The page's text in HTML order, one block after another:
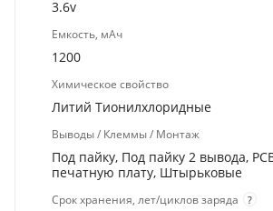
3.6v
Емкость, мАч
1200
Химическое свойство
Литий Тионилхлоридные
Выводы / Клеммы / Монтаж
Под пайку, Под пайку 2 вывода,
печатную плату, Штырьковые
Срок хранения, лет/циклов заряда ?